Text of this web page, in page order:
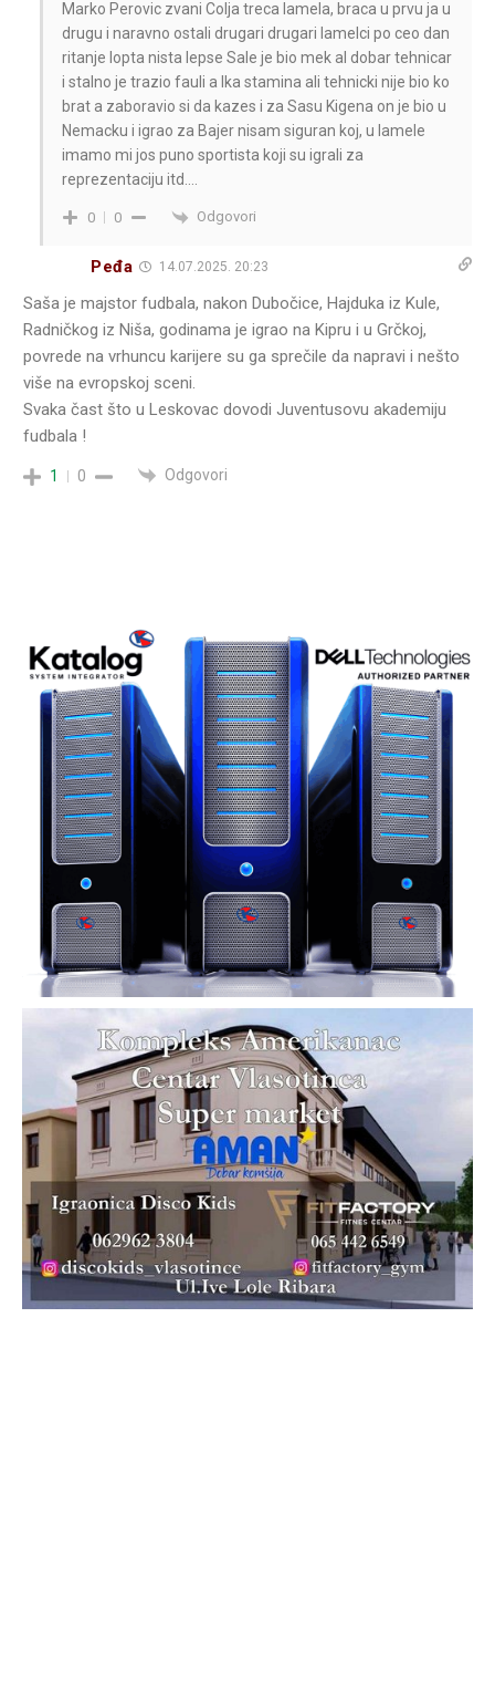
Marko Perovic zvani Colja treca lamela, braca u prvu ja u
drugu i naravno ostali drugari drugari lamelci po ceo dan
ritanje lopta nista lepse Sale je bio mek al dobar tehnicar
i stalno je trazio fauli a Ika stamina ali tehnicki nije bio ko
brat a zaboravio si da kazes i za Sasu Kigena on je bio u
Nemacku i igrao za Bajer nisam siguran koj, u lamele
imamo mi jos puno sportista koji su igrali za
reprezentaciju itd….
0 0 Odgovori
Peđa 14.07.2025. 20:23
Saša je majstor fudbala, nakon Dubočice, Hajduka iz Kule,
Radničkog iz Niša, godinama je igrao na Kipru i u Grčkoj,
povrede na vrhuncu karijere su ga sprečile da napravi i nešto
više na evropskoj sceni.
Svaka čast što u Leskovac dovodi Juventusovu akademiju
fudbala !
1 0 Odgovori